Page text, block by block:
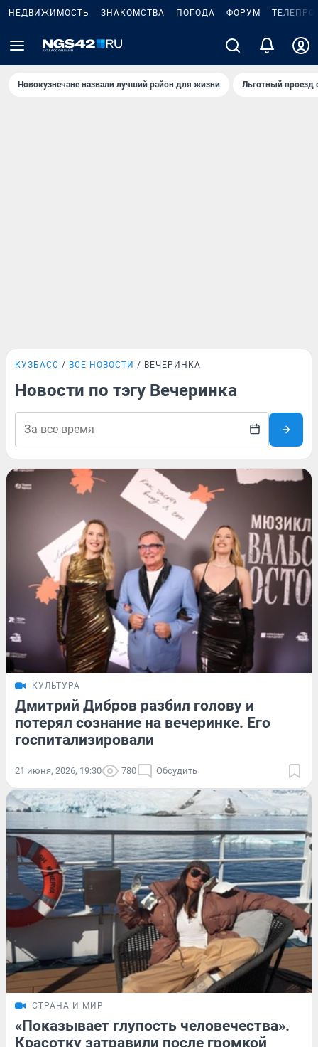
НЕДВИЖИМОСТЬ ЗНАКОМСТВА ПОГОДА ФОРУМ
Новокузнечане назвали лучший район для жизни Льготный проезд
КУЗБАСС ВСЕ НОВОСТИ ВЕЧЕРИНКА
Новости по тэгу Вечеринка
КУЛЬТУРА
Дмитрий Дибров разбил голову и
потерял сознание на вечеринке. Его
госпитализировали
21 июня, 2026, 19:30 780 Обсудить
СТРАНА И МИР
«Показывает глупость человечества».
Красотку затравили после громкой